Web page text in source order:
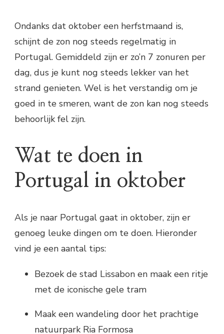
Ondanks dat oktober een herfstmaand is,
schijnt de zon nog steeds regelmatig in
Portugal. Gemiddeld zijn er zo’n 7 zonuren per
dag, dus je kunt nog steeds lekker van het
strand genieten. Wel is het verstandig om je
goed in te smeren, want de zon kan nog steeds
behoorlijk fel zijn.
Wat te doen in
Portugal in oktober
Als je naar Portugal gaat in oktober, zijn er
genoeg leuke dingen om te doen. Hieronder
vind je een aantal tips:
Bezoek de stad Lissabon en maak een ritje
met de iconische gele tram
Maak een wandeling door het prachtige
natuurpark Ria Formosa